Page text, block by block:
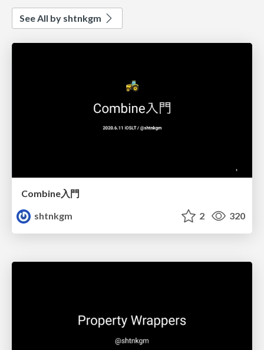
See All by shtnkgm
Combine入門
shtnkgm
2 320